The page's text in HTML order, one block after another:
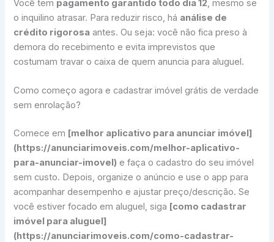
Você tem pagamento garantido todo dia 12, mesmo se
o inquilino atrasar. Para reduzir risco, há análise de
crédito rigorosa antes. Ou seja: você não fica preso à
demora do recebimento e evita imprevistos que
costumam travar o caixa de quem anuncia para aluguel.
Como começo agora e cadastrar imóvel grátis de verdade
sem enrolação?
Comece em [melhor aplicativo para anunciar imóvel]
(https://anunciarimoveis.com/melhor-aplicativo-
para-anunciar-imovel) e faça o cadastro do seu imóvel
sem custo. Depois, organize o anúncio e use o app para
acompanhar desempenho e ajustar preço/descrição. Se
você estiver focado em aluguel, siga [como cadastrar
imóvel para aluguel]
(https://anunciarimoveis.com/como-cadastrar-